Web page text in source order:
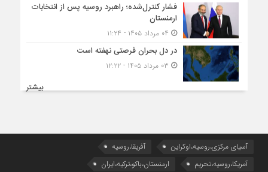
فشار کنترل‌شده؛ راهبرد روسیه پس از انتخابات
ارمنستان
در دل بحران فرصتی نهفته است
بیشتر
آسیای مرکزی،روسیه،اوکراین
آفریقا،روسیه
آمریکا،روسیه،تحریم
ارمنستان،باکو،ترکیه،ایران